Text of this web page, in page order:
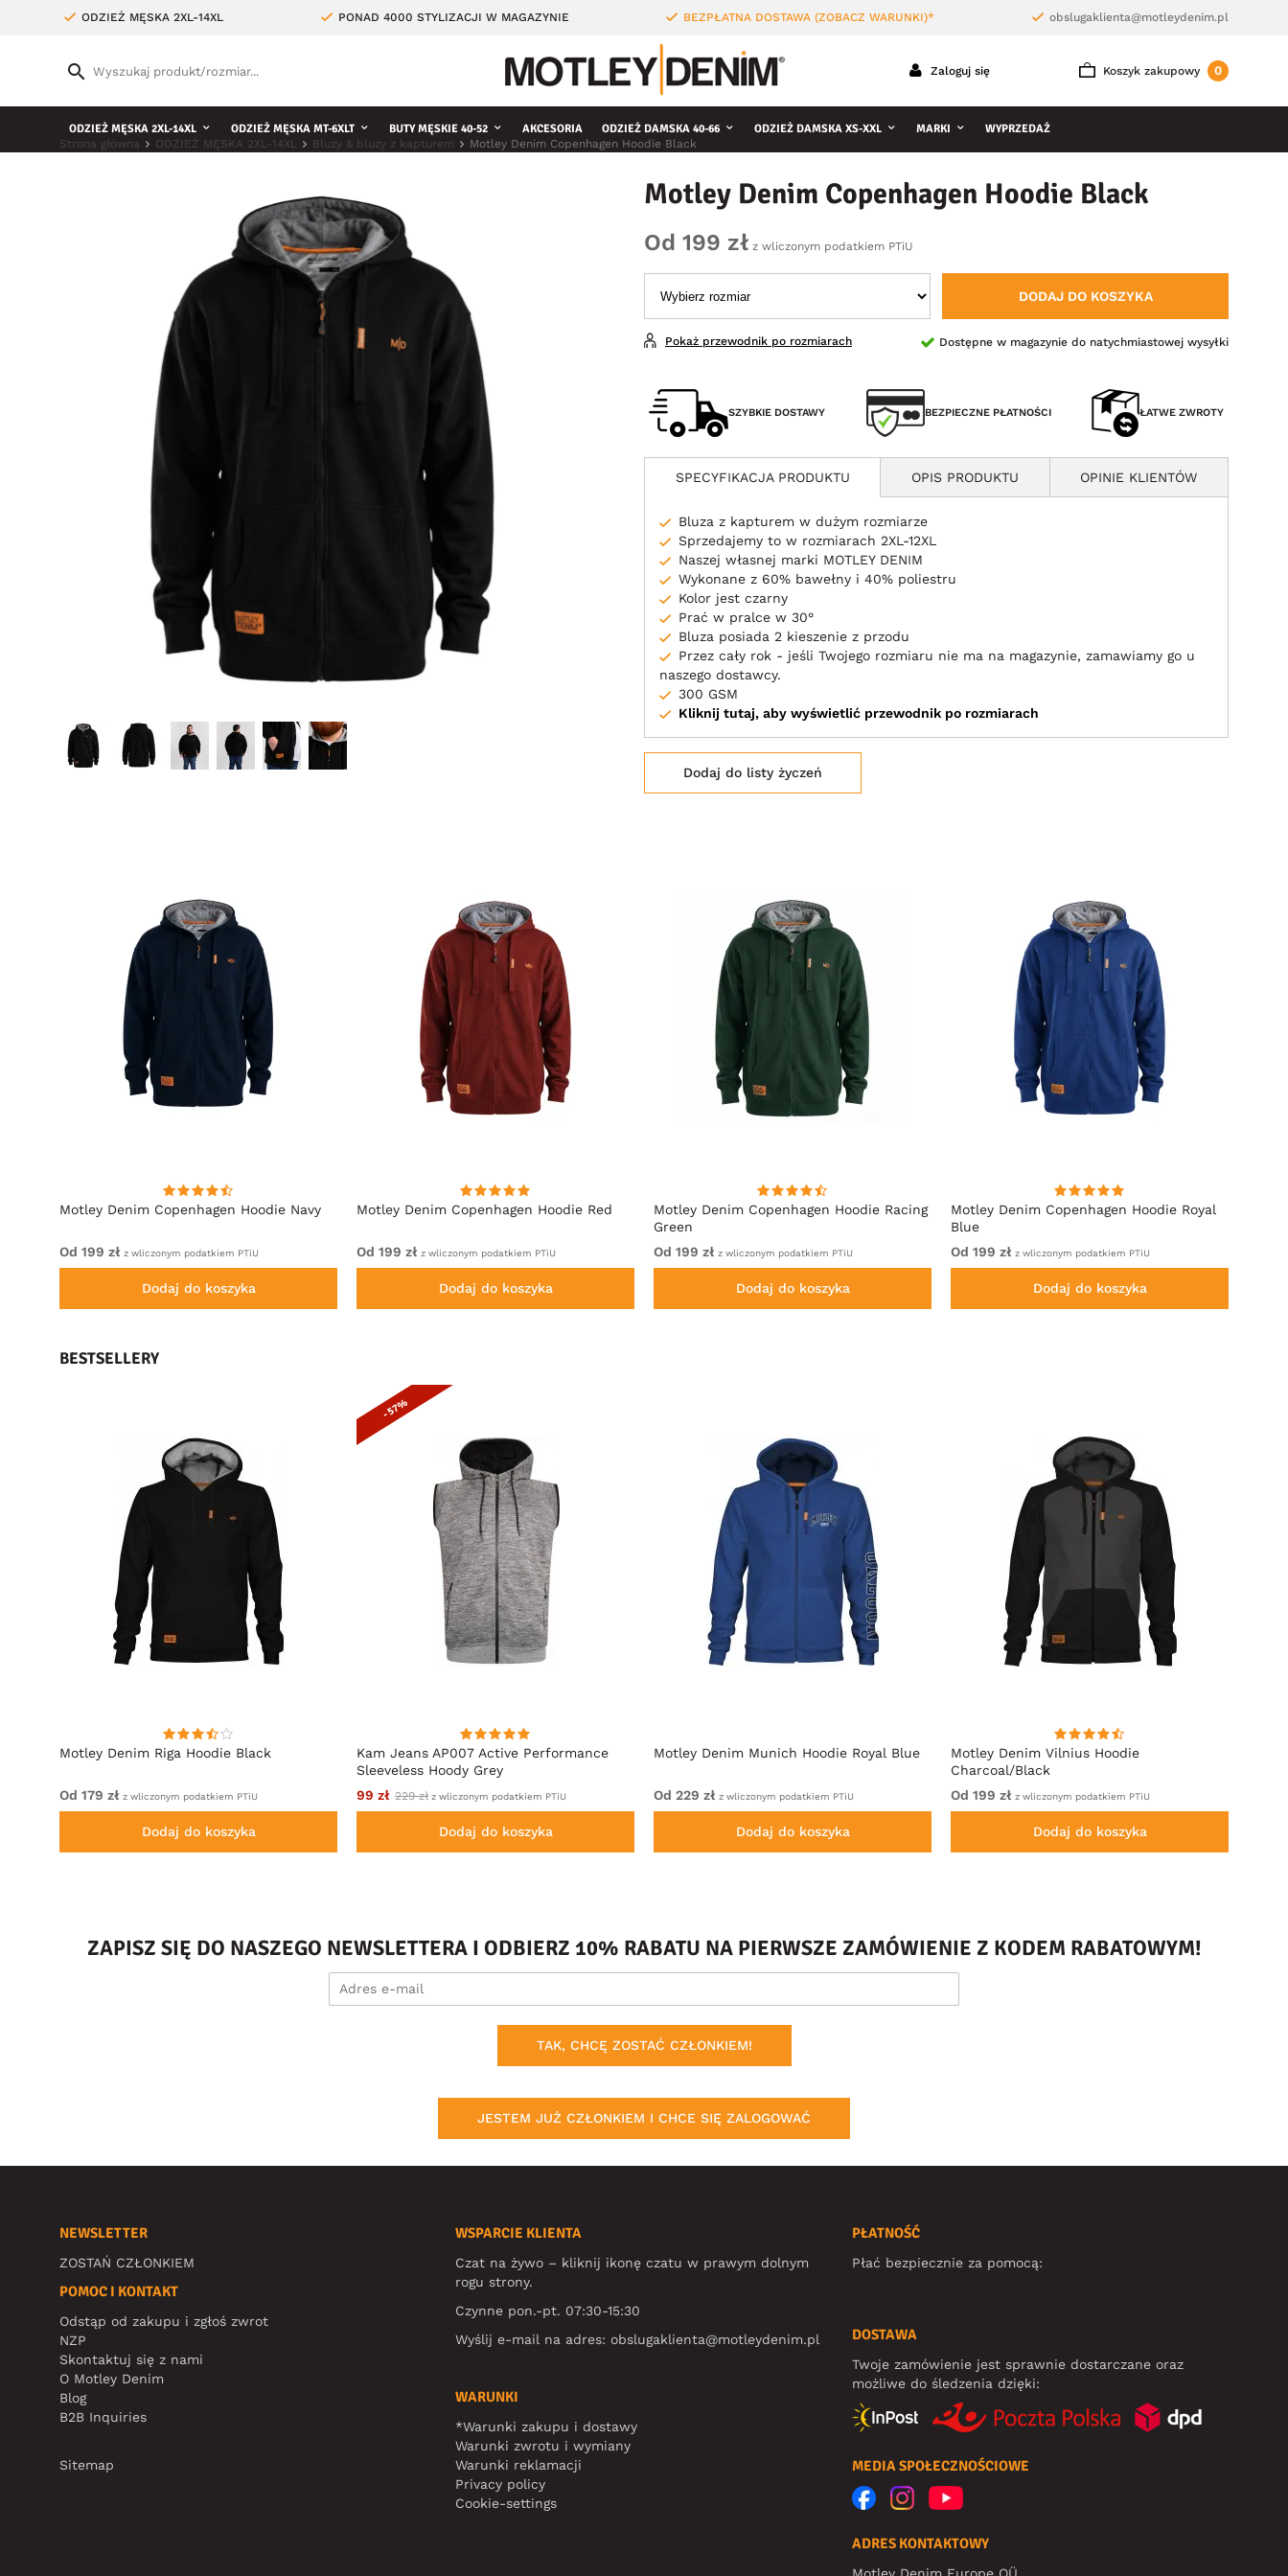
ODZIEŻ MĘSKA 2XL-14XL PONAD 4000 STYLIZACJI W MAGAZYNIE BEZPŁATNA DOSTAWA (ZOBACZ WARUNKI)* obslugaklienta@motleydenim.pl
Koszyk zakupowy 0
Zaloguj się
ODZIEŻ MĘSKA 2XL-14XL ODZIEŻ MĘSKA MT-6XLT BUTY MĘSKIE 40-52 AKCESORIA ODZIEŻ DAMSKA 40-66 ODZIEŻ DAMSKA XS-XXL MARKI WYPRZEDAŻ
Strona główna ODZIEŻ MĘSKA 2XL-14XL Bluzy & bluzy z kapturem Motley Denim Copenhagen Hoodie Black
Motley Denim Copenhagen Hoodie Black
Od 199 zł z wliczonym podatkiem PTiU
DODAJ DO KOSZYKA
Dostępne w magazynie do natychmiastowej wysyłki
Pokaż przewodnik po rozmiarach
SZYBKIE DOSTAWY BEZPIECZNE PŁATNOŚCI ŁATWE ZWROTY
SPECYFIKACJA PRODUKTU OPIS PRODUKTU OPINIE KLIENTÓW
Bluza z kapturem w dużym rozmiarze
Sprzedajemy to w rozmiarach 2XL-12XL
Naszej własnej marki MOTLEY DENIM
Wykonane z 60% bawełny i 40% poliestru
Kolor jest czarny
Prać w pralce w 30°
Bluza posiada 2 kieszenie z przodu
Przez cały rok - jeśli Twojego rozmiaru nie ma na magazynie, zamawiamy go u
naszego dostawcy.
300 GSM
Kliknij tutaj, aby wyświetlić przewodnik po rozmiarach
Dodaj do listy życzeń
Motley Denim Copenhagen Hoodie Navy
Od 199 zł z wliczonym podatkiem PTiU
Dodaj do koszyka
Motley Denim Copenhagen Hoodie Red
Od 199 zł z wliczonym podatkiem PTiU
Dodaj do koszyka
Motley Denim Copenhagen Hoodie Racing
Green
Od 199 zł z wliczonym podatkiem PTiU
Dodaj do koszyka
Motley Denim Copenhagen Hoodie Royal
Blue
Od 199 zł z wliczonym podatkiem PTiU
Dodaj do koszyka
BESTSELLERY
Motley Denim Riga Hoodie Black
Od 179 zł z wliczonym podatkiem PTiU
Dodaj do koszyka
Kam Jeans AP007 Active Performance
Sleeveless Hoody Grey
- 57%
99 zł 229 zł z wliczonym podatkiem PTiU
Dodaj do koszyka
Motley Denim Munich Hoodie Royal Blue
Od 229 zł z wliczonym podatkiem PTiU
Dodaj do koszyka
Motley Denim Vilnius Hoodie
Charcoal/Black
Od 199 zł z wliczonym podatkiem PTiU
Dodaj do koszyka
ZAPISZ SIĘ DO NASZEGO NEWSLETTERA I ODBIERZ 10% RABATU NA PIERWSZE ZAMÓWIENIE Z KODEM RABATOWYM!
TAK, CHCĘ ZOSTAĆ CZŁONKIEM!
JESTEM JUŻ CZŁONKIEM I CHCE SIĘ ZALOGOWAĆ
NEWSLETTER
ZOSTAŃ CZŁONKIEM
POMOC I KONTAKT
Odstąp od zakupu i zgłoś zwrot
NZP
Skontaktuj się z nami
O Motley Denim
Blog
B2B Inquiries
Sitemap
WSPARCIE KLIENTA
Czat na żywo – kliknij ikonę czatu w prawym dolnym
rogu strony.
Czynne pon.-pt. 07:30-15:30
Wyślij e-mail na adres:obslugaklienta@motleydenim.pl
WARUNKI
*Warunki zakupu i dostawy
Warunki zwrotu i wymiany
Warunki reklamacji
Privacy policy
Cookie-settings
PŁATNOŚĆ
Płać bezpiecznie za pomocą:
DOSTAWA
Twoje zamówienie jest sprawnie dostarczane oraz
możliwe do śledzenia dzięki:
MEDIA SPOŁECZNOŚCIOWE
ADRES KONTAKTOWY
Motley Denim Europe OÜ